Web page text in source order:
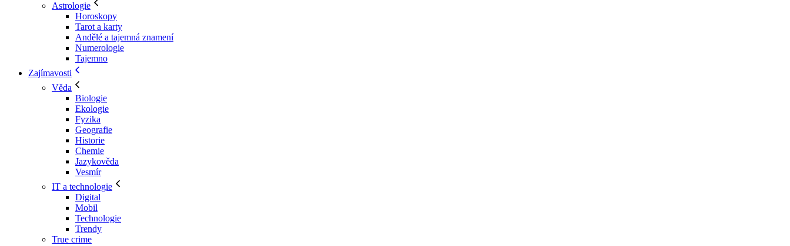
Astrologie
Horoskopy
Tarot a karty
Andělé a tajemná znamení
Numerologie
Tajemno
Zajímavosti
Věda
Biologie
Ekologie
Fyzika
Geografie
Historie
Chemie
Jazykověda
Vesmír
IT a technologie
Digital
Mobil
Technologie
Trendy
True crime